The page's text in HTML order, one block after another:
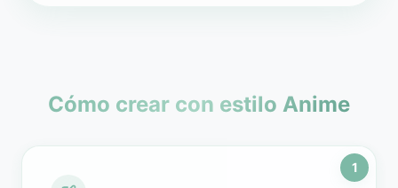
Cómo crear con estilo Anime
1